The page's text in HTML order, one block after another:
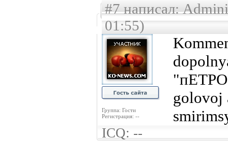
#7 написал:
01:55)
Группа: Гости
Регистрация: --
golovoj
ICQ: --